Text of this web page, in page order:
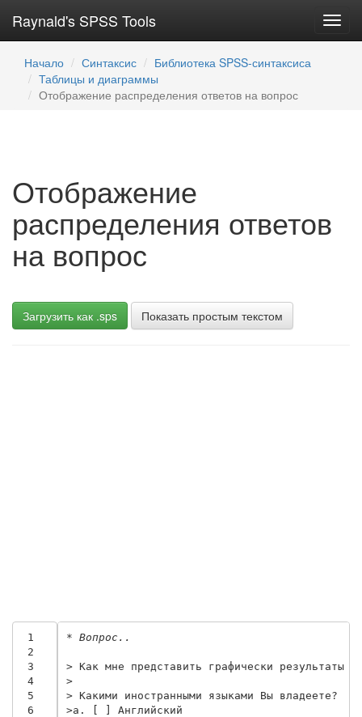
Raynald's SPSS Tools
Начало Синтаксис
Библиотека SPSS-синтаксиса
Таблицы и диаграммы
Отображение распределения ответов на вопрос
Отображение
распределения ответов
на вопрос
Загрузить как .sps Показать простым текстом
1
2
3
4
5
6
* Вопрос..
> Как мне представить графически результаты
>
> Какими иностранными языками Вы владеете?
>a. [ ] Английский